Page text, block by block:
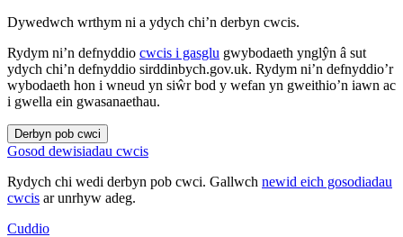
Dywedwch wrthym ni a ydych chi’n derbyn cwcis.
Rydym ni’n defnyddio cwcis i gasglu gwybodaeth ynglŷn â sut
ydych chi’n defnyddio sirddinbych.gov.uk. Rydym ni’n defnyddio’r
wybodaeth hon i wneud yn siŵr bod y wefan yn gweithio’n iawn ac
i gwella ein gwasanaethau.
Derbyn pob cwci
Gosod dewisiadau cwcis
Rydych chi wedi derbyn pob cwci. Gallwch newid eich gosodiadau
cwcis ar unrhyw adeg.
Cuddio